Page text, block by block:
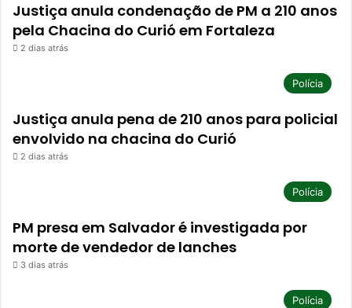
Justiça anula condenação de PM a 210 anos
pela Chacina do Curió em Fortaleza
2 dias atrás
Polícia
Justiça anula pena de 210 anos para policial
envolvido na chacina do Curió
2 dias atrás
Polícia
PM presa em Salvador é investigada por
morte de vendedor de lanches
3 dias atrás
Polícia